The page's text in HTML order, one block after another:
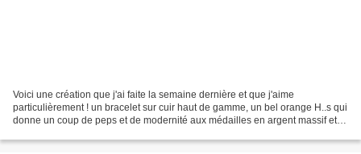
Voici une création que j'ai faite la semaine dernière et que j'aime
particulièrement ! un bracelet sur cuir haut de gamme, un bel orange H..s qui
donne un coup de peps et de modernité aux médailles en argent massif et à